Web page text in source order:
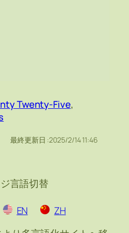
Twenty-Five
最終更新日 :2025/2/14 11:46
言語切替
EN
ZH